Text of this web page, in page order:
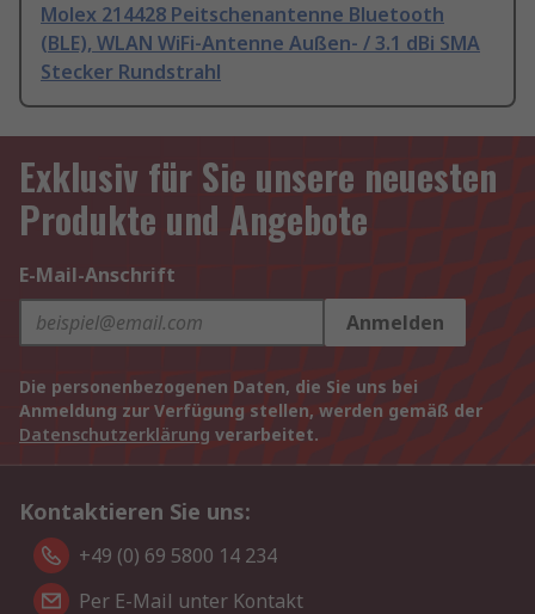
Molex 214428 Peitschenantenne Bluetooth
(BLE), WLAN WiFi-Antenne Außen- / 3.1 dBi SMA
Stecker Rundstrahl
Exklusiv für Sie unsere neuesten
Produkte und Angebote
E-Mail-Anschrift
Anmelden
Die personenbezogenen Daten, die Sie uns bei
Anmeldung zur Verfügung stellen, werden gemäß der
Datenschutzerklärung verarbeitet.
Kontaktieren Sie uns:
+49 (0) 69 5800 14 234
Per E-Mail unter Kontakt